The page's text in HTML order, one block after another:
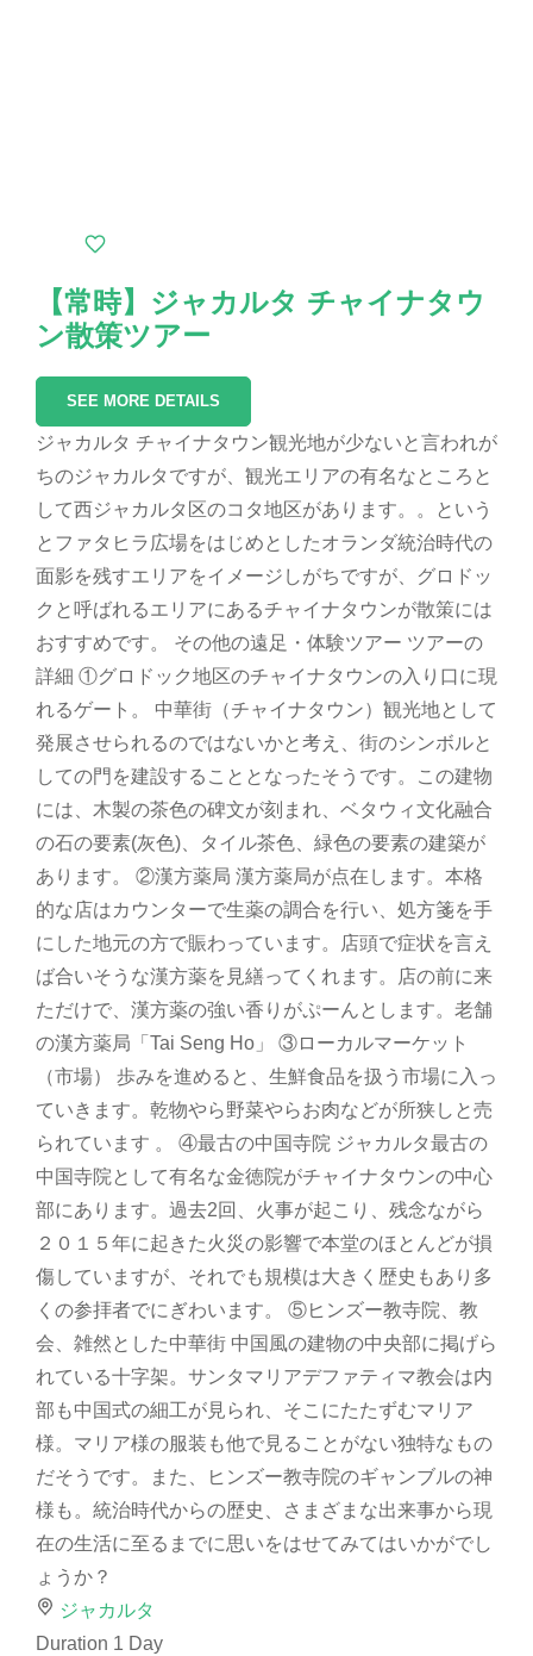
【常時】ジャカルタ チャイナタウ
ン散策ツアー
SEE MORE DETAILS
ジャカルタ チャイナタウン観光地が少ないと言われが
ちのジャカルタですが、観光エリアの有名なところと
して西ジャカルタ区のコタ地区があります。。という
とファタヒラ広場をはじめとしたオランダ統治時代の
面影を残すエリアをイメージしがちですが、グロドッ
クと呼ばれるエリアにあるチャイナタウンが散策には
おすすめです。 その他の遠足・体験ツアー ツアーの
詳細 ①グロドック地区のチャイナタウンの入り口に現
れるゲート。 中華街（チャイナタウン）観光地として
発展させられるのではないかと考え、街のシンボルと
しての門を建設することとなったそうです。この建物
には、木製の茶色の碑文が刻まれ、ベタウィ文化融合
の石の要素(灰色)、タイル茶色、緑色の要素の建築が
あります。 ②漢方薬局 漢方薬局が点在します。本格
的な店はカウンターで生薬の調合を行い、処方箋を手
にした地元の方で賑わっています。店頭で症状を言え
ば合いそうな漢方薬を見繕ってくれます。店の前に来
ただけで、漢方薬の強い香りがぷーんとします。老舗
の漢方薬局「Tai Seng Ho」 ③ローカルマーケット
（市場） 歩みを進めると、生鮮食品を扱う市場に入っ
ていきます。乾物やら野菜やらお肉などが所狭しと売
られています 。 ④最古の中国寺院 ジャカルタ最古の
中国寺院として有名な金徳院がチャイナタウンの中心
部にあります。過去2回、火事が起こり、残念ながら
２０１５年に起きた火災の影響で本堂のほとんどが損
傷していますが、それでも規模は大きく歴史もあり多
くの参拝者でにぎわいます。 ⑤ヒンズー教寺院、教
会、雑然とした中華街 中国風の建物の中央部に掲げら
れている十字架。サンタマリアデファティマ教会は内
部も中国式の細工が見られ、そこにたたずむマリア
様。マリア様の服装も他で見ることがない独特なもの
だそうです。また、ヒンズー教寺院のギャンブルの神
様も。統治時代からの歴史、さまざまな出来事から現
在の生活に至るまでに思いをはせてみてはいかがでし
ょうか？
ジャカルタ
Duration 1 Day